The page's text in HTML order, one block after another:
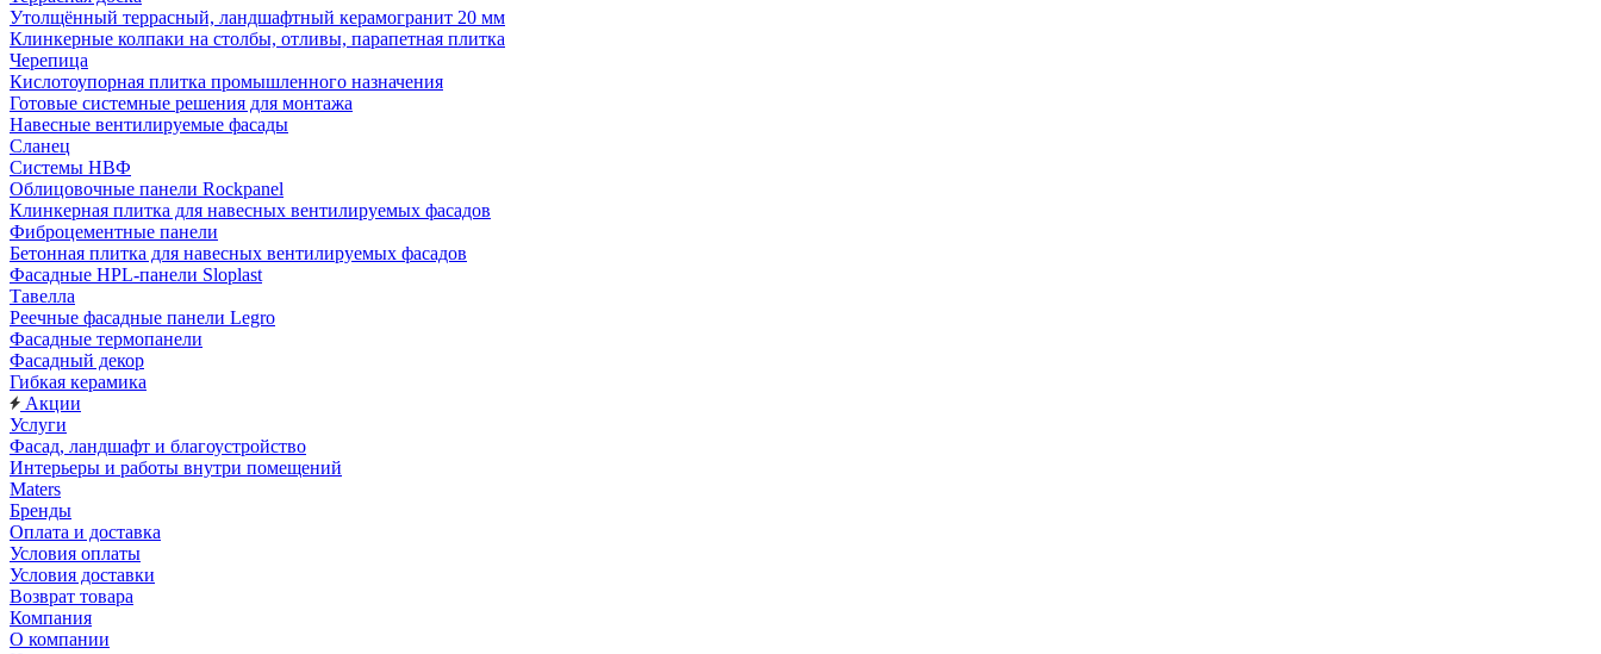
Утолщённый террасный, ландшафтный керамогранит 20 мм
Клинкерные колпаки на столбы, отливы, парапетная плитка
Черепица
Кислотоупорная плитка промышленного назначения
Готовые системные решения для монтажа
Навесные вентилируемые фасады
Сланец
Системы НВФ
Облицовочные панели Rockpanel
Клинкерная плитка для навесных вентилируемых фасадов
Фиброцементные панели
Бетонная плитка для навесных вентилируемых фасадов
Фасадные HPL-панели Sloplast
Тавелла
Реечные фасадные панели Legro
Фасадные термопанели
Фасадный декор
Гибкая керамика
Акции
Услуги
Фасад, ландшафт и благоустройство
Интерьеры и работы внутри помещений
Maters
Бренды
Оплата и доставка
Условия оплаты
Условия доставки
Возврат товара
Компания
О компании